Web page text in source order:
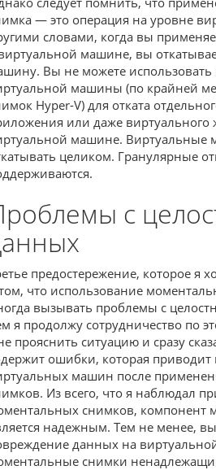
— это операция на уровне
словами, когда вы
машине, вы
Вы не можете
машины (по крайней
Hyper-V) для отката
или даже виртуального
машине.
целиком. Гранулярные
с
предостережение, которое я
что использование
вызывать проблемы с
я продолжу сотрудничество по
прояснить ситуацию и сразу
ошибки, которая
машин после
Из всего, что я наблюдал
снимков, компонент
надежным. Тем не менее,
данных на
снимки